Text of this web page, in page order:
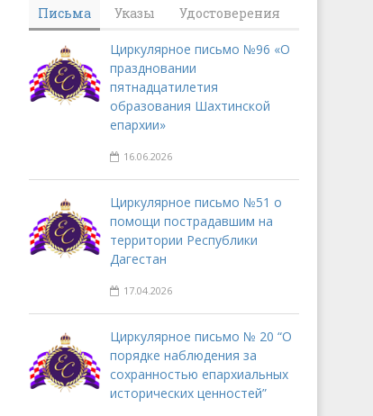
Письма
Указы Удостоверения
Циркулярное письмо №96 «О
праздновании
пятнадцатилетия
образования Шахтинской
епархии»
16.06.2026
Циркулярное письмо №51 о
помощи пострадавшим на
территории Республики
Дагестан
17.04.2026
Циркулярное письмо № 20 “О
порядке наблюдения за
сохранностью епархиальных
исторических ценностей”